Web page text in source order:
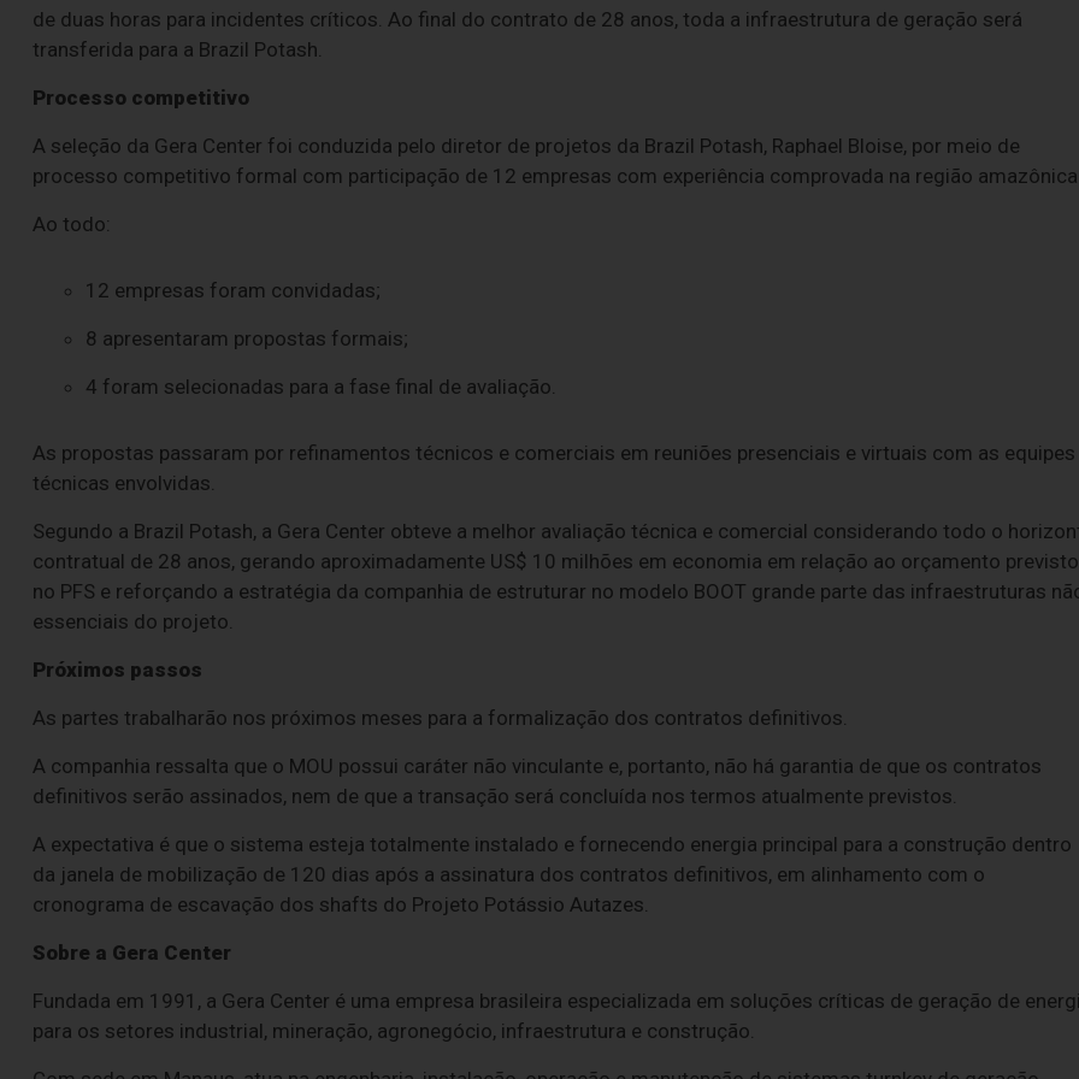
de duas horas para incidentes críticos. Ao final do contrato de 28 anos, toda a infraestrutura de geração será
transferida para a Brazil Potash.
Processo competitivo
A seleção da Gera Center foi conduzida pelo diretor de projetos da Brazil Potash, Raphael Bloise, por meio de
processo competitivo formal com participação de 12 empresas com experiência comprovada na região
Ao todo:
12 empresas foram convidadas;
8 apresentaram propostas formais;
4 foram selecionadas para a fase final de avaliação.
As propostas passaram por refinamentos técnicos e comerciais em reuniões presenciais e virtuais com as equipes
técnicas envolvidas.
Segundo a Brazil Potash, a Gera Center obteve a melhor avaliação técnica e comercial considerando todo o
contratual de 28 anos, gerando aproximadamente US$ 10 milhões em economia em relação ao orçamento previsto
no PFS e reforçando a estratégia da companhia de estruturar no modelo BOOT grande parte das infraestruturas
essenciais do projeto.
Próximos passos
As partes trabalharão nos próximos meses para a formalização dos contratos definitivos.
A companhia ressalta que o MOU possui caráter não vinculante e, portanto, não há garantia de que os contratos
definitivos serão assinados, nem de que a transação será concluída nos termos atualmente previstos.
A expectativa é que o sistema esteja totalmente instalado e fornecendo energia principal para a construção dentro
da janela de mobilização de 120 dias após a assinatura dos contratos definitivos, em alinhamento com o
cronograma de escavação dos shafts do Projeto Potássio Autazes.
Sobre a Gera Center
Fundada em 1991, a Gera Center é uma empresa brasileira especializada em soluções críticas de geração de
para os setores industrial, mineração, agronegócio, infraestrutura e construção.